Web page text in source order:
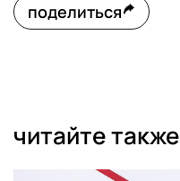
поделиться
читайте также